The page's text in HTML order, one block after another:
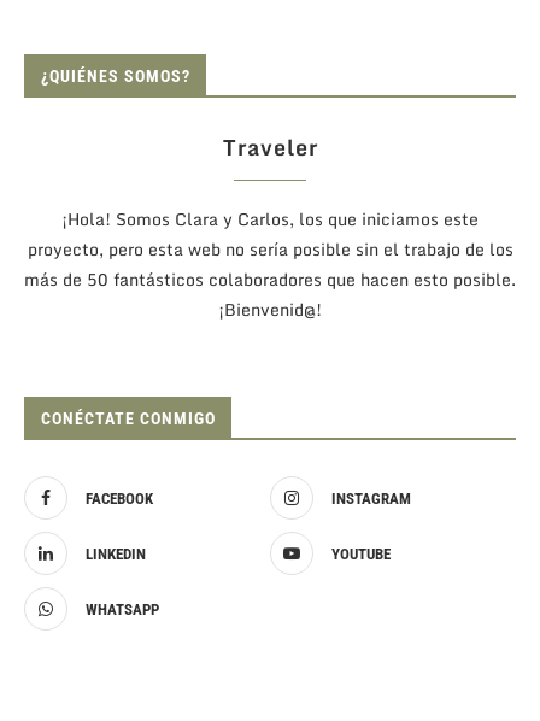
¿QUIÉNES SOMOS?
Traveler
¡Hola! Somos Clara y Carlos, los que iniciamos este
proyecto, pero esta web no sería posible sin el trabajo de los
más de 50 fantásticos colaboradores que hacen esto posible.
¡Bienvenid@!
CONÉCTATE CONMIGO
FACEBOOK INSTAGRAM
LINKEDIN YOUTUBE
WHATSAPP